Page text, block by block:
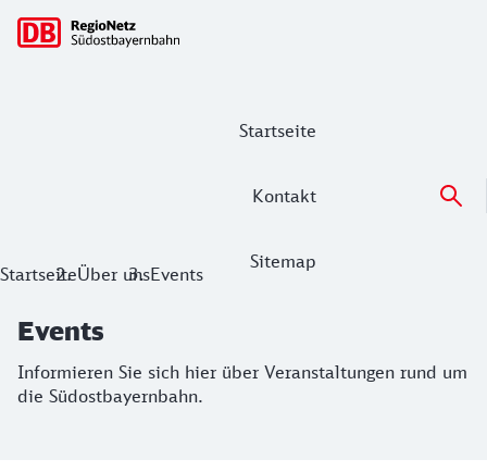
Startseite
Kontakt
Sitemap
Hauptnavigation
Events
StartseiteÜber unsEvents
Events
Informieren Sie sich hier über Veranstaltungen rund um
die Südostbayernbahn.